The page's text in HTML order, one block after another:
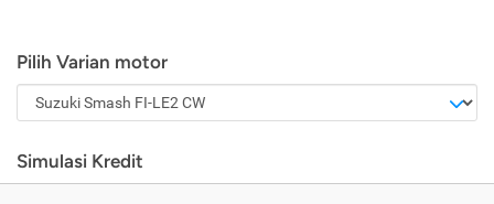
Pilih Varian motor
Simulasi Kredit